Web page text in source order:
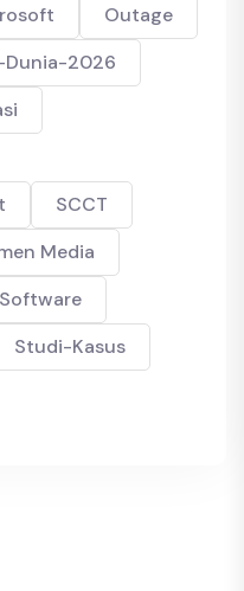
Outage
Dunia-2026
SCCT
Media
Software
Studi-Kasus